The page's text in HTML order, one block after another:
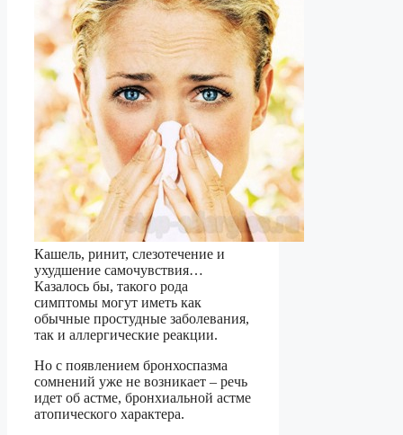
Кашель, ринит, слезотечение и
ухудшение самочувствия…
Казалось бы, такого рода
симптомы могут иметь как
обычные простудные заболевания,
так и аллергические реакции.
Но с появлением бронхоспазма
сомнений уже не возникает – речь
идет об астме, бронхиальной астме
атопического характера.